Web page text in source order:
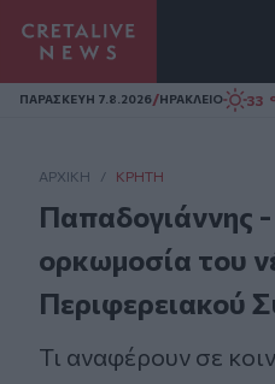
Homepage
ΠΑΡΑΣΚΕΥΗ 7.8.2026/ΗΡΑΚΛΕΙΟ 33
ΑΡΧΙΚΗ / ΚΡΉΤΗ
Παπαδογιάννης -
ορκωμοσία του
Περιφερειακού
Τι αναφέρουν σε